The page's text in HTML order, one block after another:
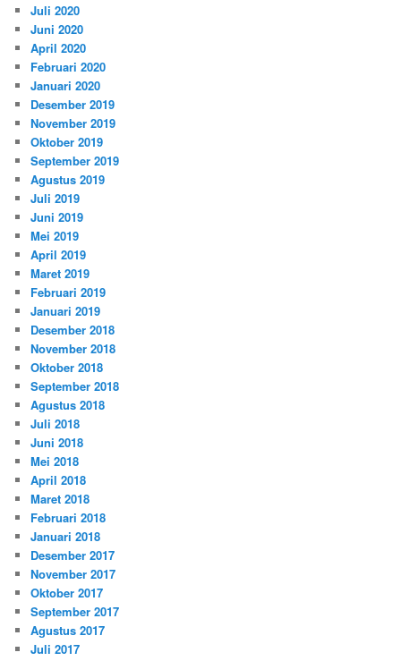
Juli 2020
Juni 2020
April 2020
Februari 2020
Januari 2020
Desember 2019
November 2019
Oktober 2019
September 2019
Agustus 2019
Juli 2019
Juni 2019
Mei 2019
April 2019
Maret 2019
Februari 2019
Januari 2019
Desember 2018
November 2018
Oktober 2018
September 2018
Agustus 2018
Juli 2018
Juni 2018
Mei 2018
April 2018
Maret 2018
Februari 2018
Januari 2018
Desember 2017
November 2017
Oktober 2017
September 2017
Agustus 2017
Juli 2017